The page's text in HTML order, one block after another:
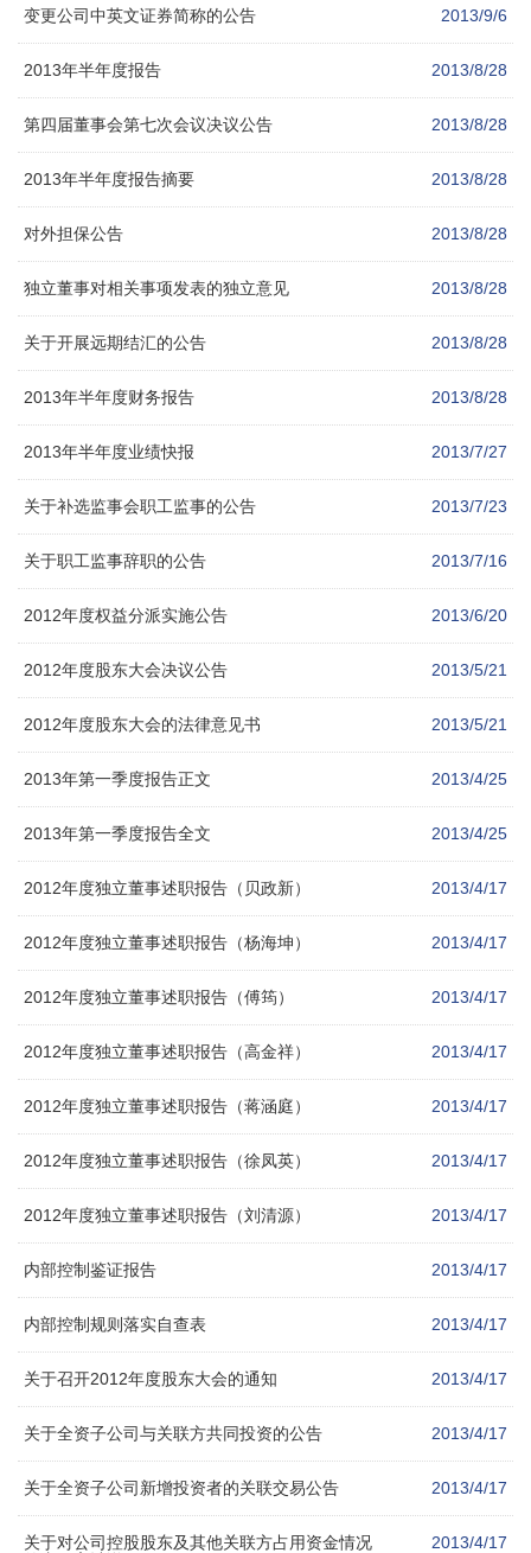
变更公司中英文证券简称的公告 2013/9/6
2013年半年度报告 2013/8/28
第四届董事会第七次会议决议公告 2013/8/28
2013年半年度报告摘要 2013/8/28
对外担保公告 2013/8/28
独立董事对相关事项发表的独立意见 2013/8/28
关于开展远期结汇的公告 2013/8/28
2013年半年度财务报告 2013/8/28
2013年半年度业绩快报 2013/7/27
关于补选监事会职工监事的公告 2013/7/23
关于职工监事辞职的公告 2013/7/16
2012年度权益分派实施公告 2013/6/20
2012年度股东大会决议公告 2013/5/21
2012年度股东大会的法律意见书 2013/5/21
2013年第一季度报告正文 2013/4/25
2013年第一季度报告全文 2013/4/25
2012年度独立董事述职报告（贝政新） 2013/4/17
2012年度独立董事述职报告（杨海坤） 2013/4/17
2012年度独立董事述职报告（傅筠） 2013/4/17
2012年度独立董事述职报告（高金祥） 2013/4/17
2012年度独立董事述职报告（蒋涵庭） 2013/4/17
2012年度独立董事述职报告（徐凤英） 2013/4/17
2012年度独立董事述职报告（刘清源） 2013/4/17
内部控制鉴证报告 2013/4/17
内部控制规则落实自查表 2013/4/17
关于召开2012年度股东大会的通知 2013/4/17
关于全资子公司与关联方共同投资的公告 2013/4/17
关于全资子公司新增投资者的关联交易公告 2013/4/17
关于对公司控股股东及其他关联方占用资金情况
2013/4/17